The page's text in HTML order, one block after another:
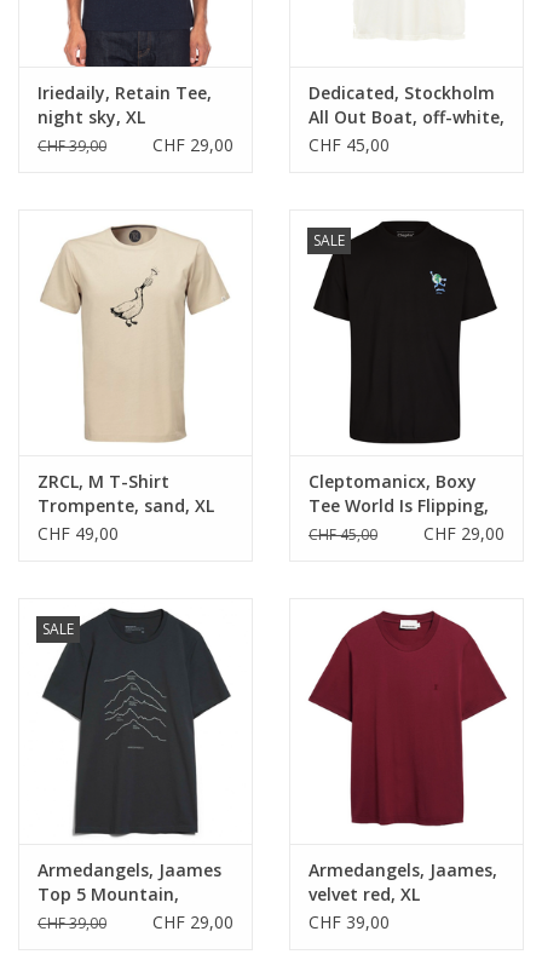
Iriedaily, Retain Tee,
night sky, XL
CHF 39,00 CHF 29,00
Dedicated, Stockholm
All Out Boat, off-white,
XL
CHF 45,00
ZRCL, M T-Shirt
Trompente, sand, XL
CHF 49,00
SALE
Cleptomanicx, Boxy
Tee World Is Flipping,
black, XL
CHF 45,00 CHF 29,00
SALE
Armedangels, Jaames
Top 5 Mountain,
depth navy, XL
CHF 39,00 CHF 29,00
Armedangels, Jaames,
velvet red, XL
CHF 39,00